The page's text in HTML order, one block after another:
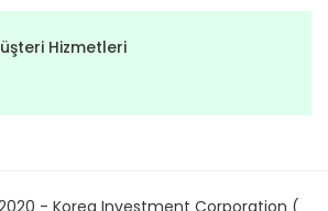
Hizmetleri
- Korea Investment Corporation (